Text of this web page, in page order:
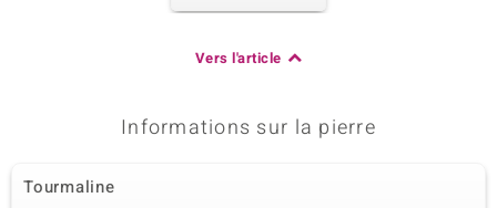
Origine
Tsavorite de Tanzanie
Vers l'article
Informations sur la pierre
Tourmaline